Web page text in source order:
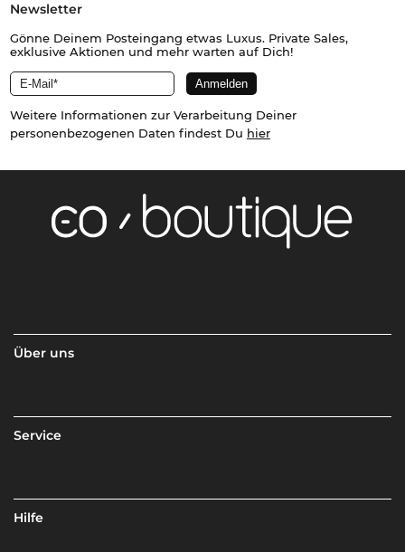
Newsletter
Gönne Deinem Posteingang etwas Luxus. Private Sales,
exklusive Aktionen und mehr warten auf Dich!
Weitere Informationen zur Verarbeitung Deiner
personenbezogenen Daten findest Du hier
Über uns
Service
Hilfe